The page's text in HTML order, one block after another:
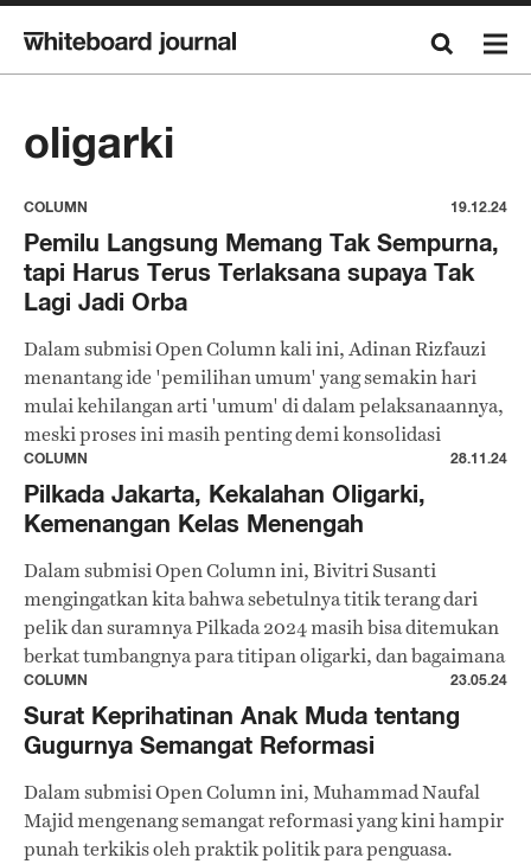
oligarki
COLUMN 19.12.24
Pemilu Langsung Memang Tak Sempurna,
tapi Harus Terus Terlaksana supaya Tak
Lagi Jadi Orba
Dalam submisi Open Column kali ini, Adinan Rizfauzi
menantang ide 'pemilihan umum' yang semakin hari
mulai kehilangan arti 'umum' di dalam pelaksanaannya,
meski proses ini masih penting demi konsolidasi
demokrasi.
COLUMN 28.11.24
Pilkada Jakarta, Kekalahan Oligarki,
Kemenangan Kelas Menengah
Dalam submisi Open Column ini, Bivitri Susanti
mengingatkan kita bahwa sebetulnya titik terang dari
pelik dan suramnya Pilkada 2024 masih bisa ditemukan
berkat tumbangnya para titipan oligarki, dan bagaimana
masing-masing dari kita bisa bersama-sama
memperjuangkan hak kita sebagai warga.
COLUMN 23.05.24
Surat Keprihatinan Anak Muda tentang
Gugurnya Semangat Reformasi
Dalam submisi Open Column ini, Muhammad Naufal
Majid mengenang semangat reformasi yang kini hampir
punah terkikis oleh praktik politik para penguasa.